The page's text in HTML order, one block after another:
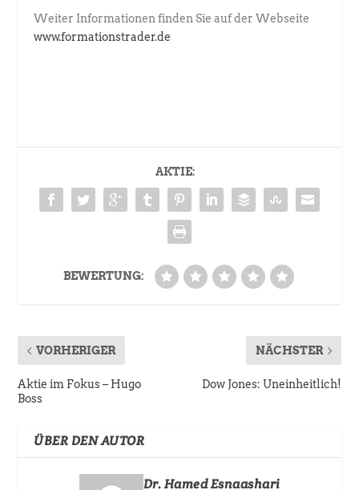
Weiter Informationen finden Sie auf der Webseite
www.formationstrader.de
AKTIE:
BEWERTUNG:
VORHERIGER
Aktie im Fokus – Hugo
Boss
NÄCHSTER
Dow Jones: Uneinheitlich!
ÜBER DEN AUTOR
Dr. Hamed Esnaashari